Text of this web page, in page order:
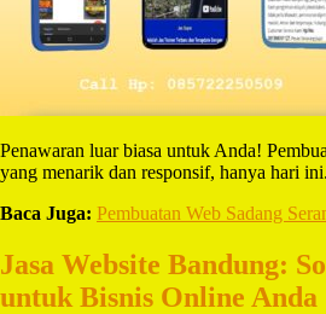
Penawaran luar biasa untuk Anda!
yang menarik dan responsif, hanya hari
Baca Juga: Pembuatan Web Sadang
Jasa Website Bandung:
untuk Bisnis Online Anda